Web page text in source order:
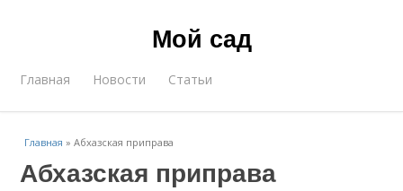
Мой сад
Главная Новости Статьи
Главная »Абхазская приправа
Абхазская приправа